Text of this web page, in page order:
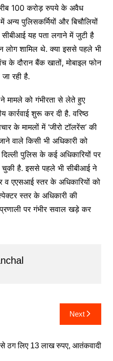
100 करोड़ रुपये के अवैध
पुलिसकर्मियों और बिचौलियों
यह पता लगाने में जुटी है
लोग शामिल थे. क्या इससे पहले भी
के दौरान बैंक खातों, मोबाइल फोन
रही है.
मामले को गंभीरता से लेते हुए
कार्रवाई शुरू कर दी है. वरिष्ठ
के मामलों में ‘जीरो टॉलरेंस’ की
वाले किसी भी अधिकारी को
पुलिस के कई अधिकारियों पर
चुकी है. इससे पहले भी सीबीआई ने
एएसआई स्तर के अधिकारियों को
स्तर के अधिकारी की
पर गंभीर सवाल खड़े कर
Next